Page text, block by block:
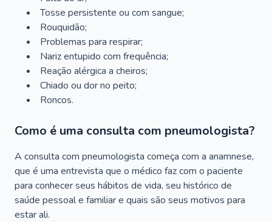
Tosse persistente ou com sangue;
Rouquidão;
Problemas para respirar;
Nariz entupido com frequência;
Reação alérgica a cheiros;
Chiado ou dor no peito;
Roncos.
Como é uma consulta com pneumologista?
A consulta com pneumologista começa com a anamnese,
que é uma entrevista que o médico faz com o paciente
para conhecer seus hábitos de vida, seu histórico de
saúde pessoal e familiar e quais são seus motivos para
estar ali.